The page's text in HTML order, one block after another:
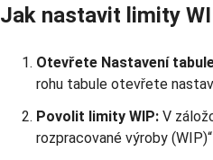
Jak nastavit limity
Otevřete Nastavení
rohu tabule otevřete
Povolit limity WIP: V
rozpracované výroby